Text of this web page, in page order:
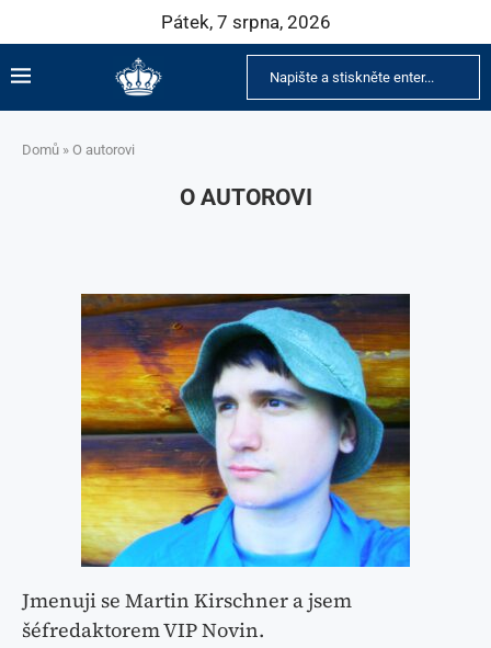
Pátek, 7 srpna, 2026
Domů » O autorovi
O AUTOROVI
Jmenuji se Martin Kirschner a jsem
šéfredaktorem VIP Novin.